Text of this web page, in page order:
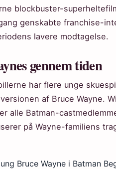
blockbuster-
genskabte franchise-
lavere modtagelse.
gennem tiden
har flere unge
af Bruce Wayne.
alle Batman-
på Wayne-familiens
Bruce Wayne i Batman